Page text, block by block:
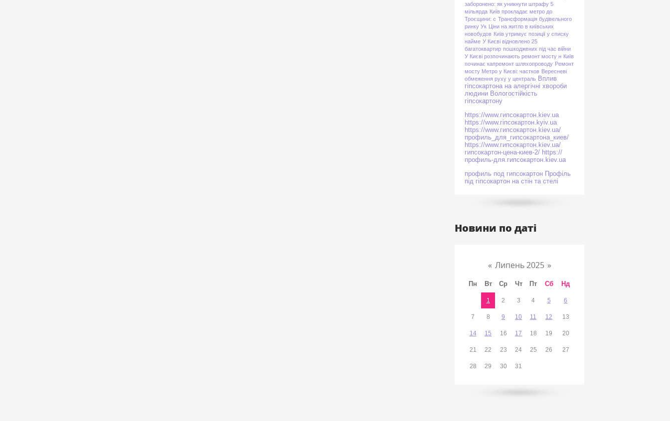
заборонено: як уникнути штрафу 5
мільярда Київ прокладає метро до
Троєщини: с Трансформація будівельного
ринку Ук Ціни на житло в київських
новобудов Київ утримує позиції у списку
найме У Києві відновлено 25
багатоквартир пошкоджених під час війни
У Києві розпочинають ремонт мосту н Київ
починає капремонт шляхопроводу Ремонт
мосту Метро у Києві: частков Вересневі
обмеження руху у централь Вплив
гіпсокартона на алергічні хвороби
людини Вологостійкість
гіпсокартону
https://www.гипсокартон.kiev.ua
https://www.гіпсокартон.kyiv.ua
https://www.гипсокартон.kiev.ua/
профиль_для_гипсокартона_киев/
https://www.гипсокартон.kiev.ua/
гипсокартон-цена-киев-2/ https://
профиль-для.гипсокартон.kiev.ua
профиль под гипсокартон Профіль
під гіпсокартон на стін та стелі
Новини по даті
« Липень 2025 »
Пн Вт Ср Чт Пт Сб Нд
1 2 3 4 5 6
7 8 9 10 11 12 13
14 15 16 17 18 19 20
21 22 23 24 25 26 27
28 29 30 31